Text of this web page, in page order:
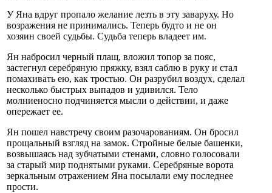
У Яна вдруг пропало желание лезть в эту заваруху. Но
возражения не принимались. Теперь будто и не он
хозяин своей судьбы. Судьба теперь владеет им.
Ян набросил черный плащ, вложил топор за пояс,
застегнул серебряную пряжку, взял саблю в руку и стал
помахивать ею, как тростью. Он разрубил воздух, сделал
несколько быстрых выпадов и удивился. Тело
молниеносно подчиняется мысли о действии, и даже
опережает ее.
Ян пошел навстречу своим разочарованиям. Он бросил
прощальный взгляд на замок. Стройные белые башенки,
возвышаясь над зубчатыми стенами, словно голосовали
за старый мир поднятыми руками. Серебряные ворота
зеркальным отражением Яна посылали ему последнее
прости.